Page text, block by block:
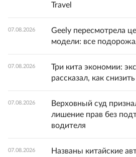
Travel
07.08.2026
Geely пересмотрела
модели: все
07.08.2026
Три кита экономии:
рассказал, как
07.08.2026
Верховный суд
лишение прав без
водителя
07.08.2026
Названы китайские